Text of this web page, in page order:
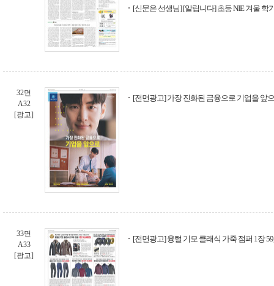
[신문은 선생님] [알립니다] 초등 NIE 겨울 학
32면
A32
[광고]
[전면광고] 가장 진화된 금융으로 기업을 앞
33면
A33
[광고]
[전면광고] 융털 기모 클래식 가죽 점퍼 1장